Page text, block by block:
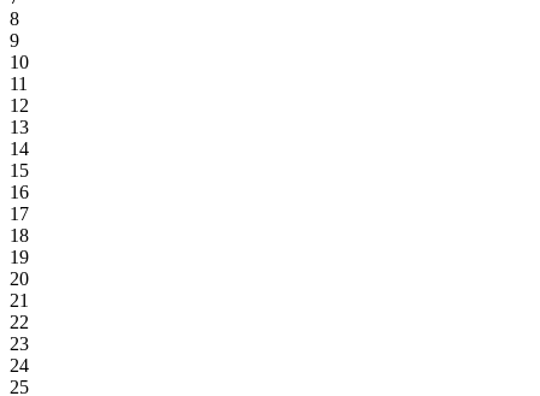
8
9
10
11
12
13
14
15
16
17
18
19
20
21
22
23
24
25